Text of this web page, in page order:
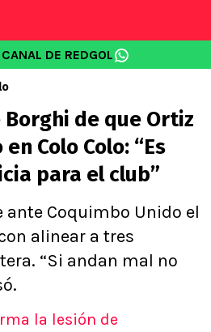
DE REDGOL
de que Ortiz
Colo Colo: “Es
para el club”
ante Coquimbo Unido el
alinear a tres
“Si andan mal no
la lesión de